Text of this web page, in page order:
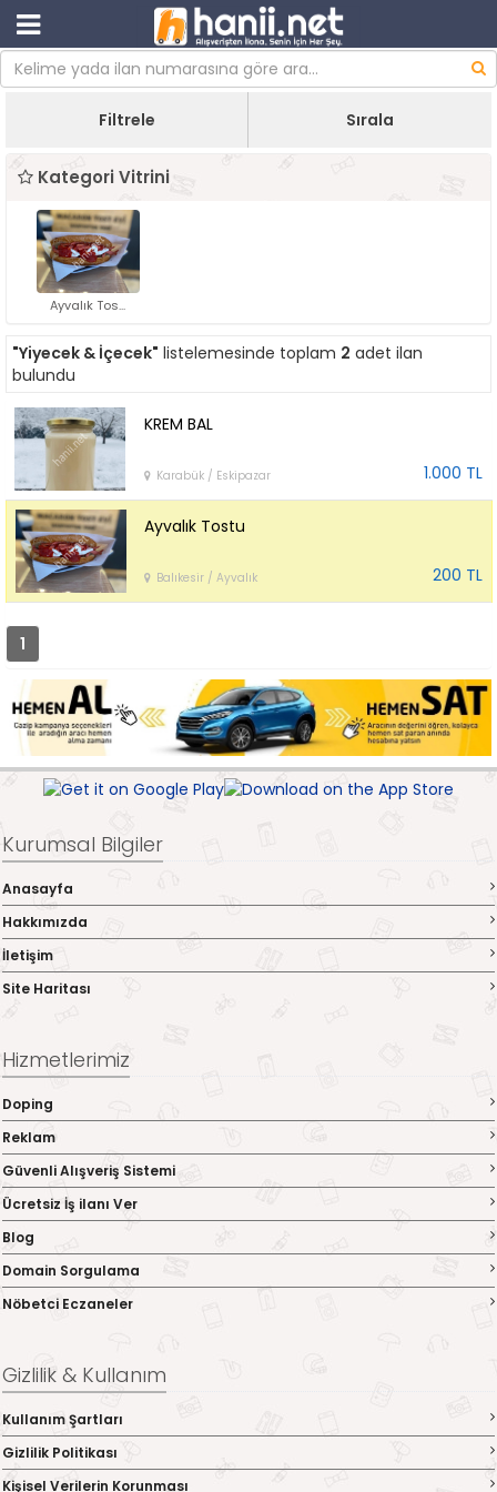
Filtrele Sırala
Kategori Vitrini
Ayvalık Tos...
"Yiyecek & İçecek" listelemesinde toplam 2 adet ilan
bulundu
KREM BAL
Karabük / Eskipazar 1.000 TL
Ayvalık Tostu
Balıkesir / Ayvalık 200 TL
1
Kurumsal Bilgiler
Anasayfa
Hakkımızda
İletişim
Site Haritası
Hizmetlerimiz
Doping
Reklam
Güvenli Alışveriş Sistemi
Ücretsiz İş ilanı Ver
Blog
Domain Sorgulama
Nöbetci Eczaneler
Gizlilik & Kullanım
Kullanım Şartları
Gizlilik Politikası
Kişisel Verilerin Korunması